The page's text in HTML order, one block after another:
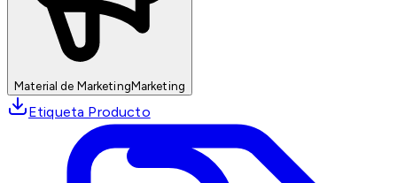
Material de MarketingMarketing
Etiqueta Producto